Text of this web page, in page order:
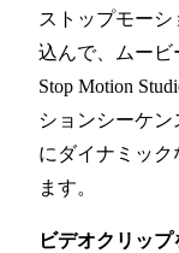
ストップモー
込んで、ムービ
Stop Motion
ションシーケ
にダイナミッ
ます。
ビデオクリッ